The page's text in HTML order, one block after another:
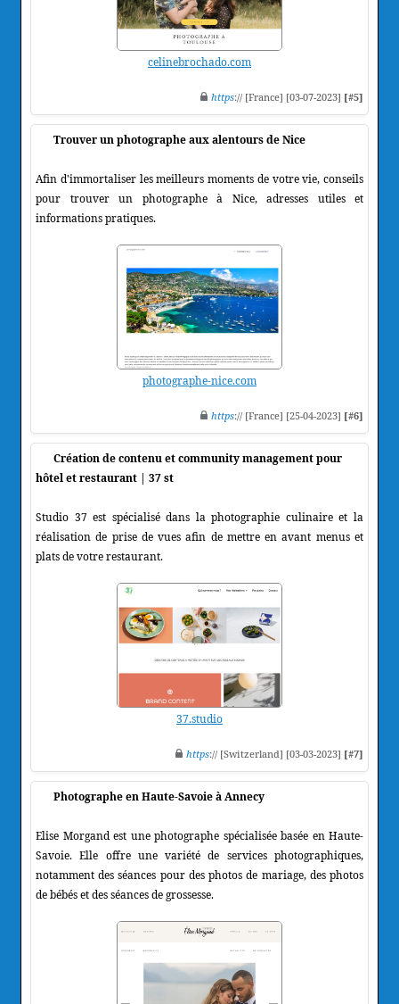
celinebrochado.com
https:// [France] [03-07-2023] [#5]
Trouver un photographe aux alentours de Nice
Afin d'immortaliser les meilleurs moments de votre vie, conseils
pour trouver un photographe à Nice, adresses utiles et
informations pratiques.
photographe-nice.com
https:// [France] [25-04-2023] [#6]
Création de contenu et community management pour
hôtel et restaurant | 37 st
Studio 37 est spécialisé dans la photographie culinaire et la
réalisation de prise de vues afin de mettre en avant menus et
plats de votre restaurant.
37.studio
https:// [Switzerland] [03-03-2023] [#7]
Photographe en Haute-Savoie à Annecy
Elise Morgand est une photographe spécialisée basée en Haute-
Savoie. Elle offre une variété de services photographiques,
notamment des séances pour des photos de mariage, des photos
de bébés et des séances de grossesse.